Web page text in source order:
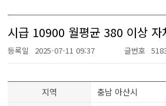
시급 10900 월평균 380 이상 자
등록일 2025-07-11 09:37 글번호
지역 충남 아산시